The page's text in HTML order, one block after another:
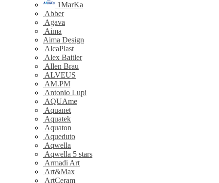
1MarKa
Abber
Agava
Aima
Aima Design
AlcaPlast
Alex Baitler
Allen Brau
ALVEUS
AM.PM
Antonio Lupi
AQUAme
Aquanet
Aquatek
Aquaton
Aqueduto
Aqwella
Aqwella 5 stars
Armadi Art
Art&Max
ArtCeram